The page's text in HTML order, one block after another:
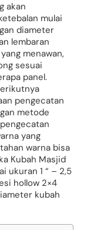
akan
mulai
diameter
lembaran
menawan,
sesuai
panel.
pengecatan
metode
yang
warna bisa
Kubah Masjid
ukuran 1 “ – 2,5
hollow 2×4
kubah